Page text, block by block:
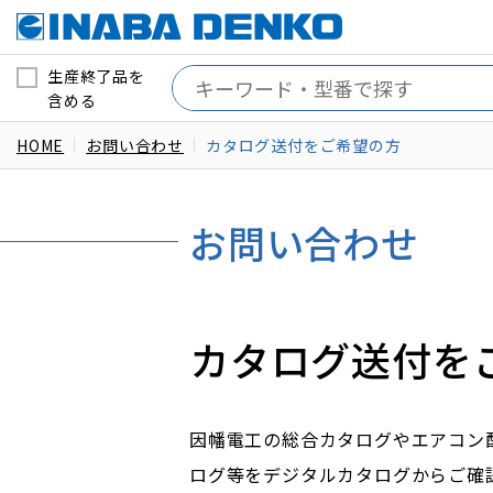
生産終了品を
含める
HOME お問い合わせ カタログ送付をご希望の方
お問い合わせ
カタログ送付を
因幡電工の総合カタログやエアコ
ログ等をデジタルカタログからご確